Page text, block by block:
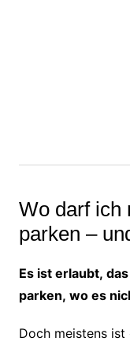
Wo darf ich
parken –
Es ist erlaubt,
parken, wo es
Doch meistens